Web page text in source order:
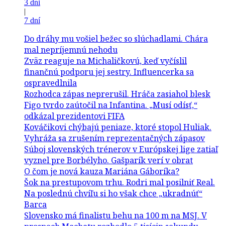
3 dni
|
7 dní